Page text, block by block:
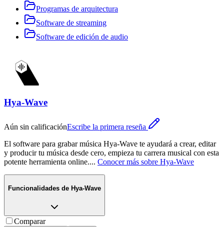
Programas de arquitectura
Software de streaming
Software de edición de audio
Hya-Wave
Aún sin calificaciónEscribe la primera reseña
El software para grabar música Hya-Wave te ayudará a crear, editar
y producir tu música desde cero, empieza tu carrera musical con esta
potente herramienta online.... Conocer más sobre Hya-Wave
Funcionalidades de Hya-Wave
Comparar